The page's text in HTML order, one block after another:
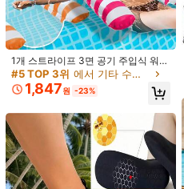
12/6/2개 라인스톤 더스티 핑크 레
접착 니플 커버, 통기성 섹시 투명
복 니플 커버, 해변 필수품, 수영장
사이즈
랜덤 2개 12개 랜덤 혼합
하트 모양 리본 6개
배송지 South Korea
1개 스트라이프 3면 공기 주입식 워터
해먹 풀 플로트, 통기성 메쉬 플로팅
라운지 체어, 멀티 에어 필로우 지지
대, 넓은 후크 앤 루프 접합 내구성 PV
름 수영장.해변.호수.강 야외 워터 파
티 및 휴가용
#5 TOP 3위 에서 기타 수영 장비
1,847원 -23%